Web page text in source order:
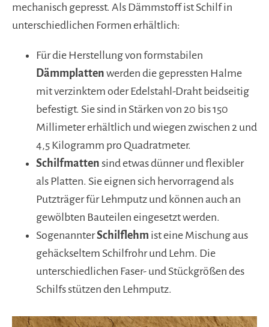
mechanisch gepresst. Als Dämmstoff ist Schilf in
unterschiedlichen Formen erhältlich:
Für die Herstellung von formstabilen
Dämmplatten werden die gepressten Halme
mit verzinktem oder Edelstahl-Draht beidseitig
befestigt. Sie sind in Stärken von 20 bis 150
Millimeter erhältlich und wiegen zwischen 2 und
4,5 Kilogramm pro Quadratmeter.
Schilfmatten sind etwas dünner und flexibler
als Platten. Sie eignen sich hervorragend als
Putzträger für Lehmputz und können auch an
gewölbten Bauteilen eingesetzt werden.
SogenannterSchilflehm ist eine Mischung aus
gehäckseltem Schilfrohr und Lehm. Die
unterschiedlichen Faser- und Stückgrößen des
Schilfs stützen den Lehmputz.